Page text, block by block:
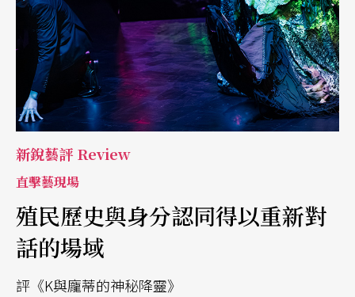
往往同時涉及文化與歷史的層面。此作的結構可分為個人自傳式的
旅程，從韓國到柏林，以及關於父親、食物與光州事件的連結。那
麼，這場演出的受眾是誰？若觀眾期待的是關於食物文化與歷史的
深度探討，可能會覺得其力道稍弱，每個段落停留的時間不長。但
或許，這場演出更想指向離散者的處境，一個人如何在文化、家與
適應之間尋找回應。 演出末尾，所有食物的氣味交疊在一起。蝸
牛、小熊軟糖、鰻魚以機械般的音調歌唱。看似冷靜疏離的表述，
反而創造出情感投射的空間。哪裡是家鄉？也許家鄉正是人終將回
新銳藝評 Review
直擊藝現場
殖民歷史與身分認同得以重新對
話的場域
評《K與龐蒂的神秘降靈》